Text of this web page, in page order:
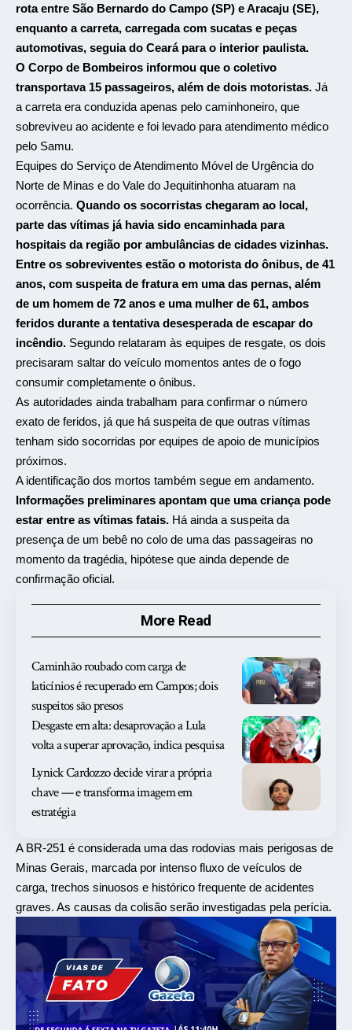
rota entre São Bernardo do Campo (SP) e Aracaju (SE),
enquanto a carreta, carregada com sucatas e peças
automotivas, seguia do Ceará para o interior paulista.
O Corpo de Bombeiros informou que o coletivo
transportava 15 passageiros, além de dois motoristas. Já
a carreta era conduzida apenas pelo caminhoneiro, que
sobreviveu ao acidente e foi levado para atendimento médico
pelo Samu.
Equipes do Serviço de Atendimento Móvel de Urgência do
Norte de Minas e do Vale do Jequitinhonha atuaram na
ocorrência. Quando os socorristas chegaram ao local,
parte das vítimas já havia sido encaminhada para
hospitais da região por ambulâncias de cidades vizinhas.
Entre os sobreviventes estão o motorista do ônibus, de 41
anos, com suspeita de fratura em uma das pernas, além
de um homem de 72 anos e uma mulher de 61, ambos
feridos durante a tentativa desesperada de escapar do
incêndio. Segundo relataram às equipes de resgate, os dois
precisaram saltar do veículo momentos antes de o fogo
consumir completamente o ônibus.
As autoridades ainda trabalham para confirmar o número
exato de feridos, já que há suspeita de que outras vítimas
tenham sido socorridas por equipes de apoio de municípios
próximos.
A identificação dos mortos também segue em andamento.
Informações preliminares apontam que uma criança pode
estar entre as vítimas fatais. Há ainda a suspeita da
presença de um bebê no colo de uma das passageiras no
momento da tragédia, hipótese que ainda depende de
confirmação oficial.
More Read
Caminhão roubado com carga de
laticínios é recuperado em Campos; dois
suspeitos são presos
Desgaste em alta: desaprovação a Lula
volta a superar aprovação, indica pesquisa
Lynick Cardozzo decide virar a própria
chave — e transforma imagem em
estratégia
A BR-251 é considerada uma das rodovias mais perigosas de
Minas Gerais, marcada por intenso fluxo de veículos de
carga, trechos sinuosos e histórico frequente de acidentes
graves. As causas da colisão serão investigadas pela perícia.